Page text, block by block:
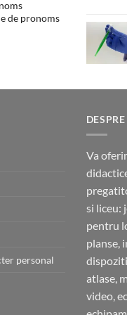
de pronoms
personal
Va
si liceu:
pentru
planse,
atlase,
video,